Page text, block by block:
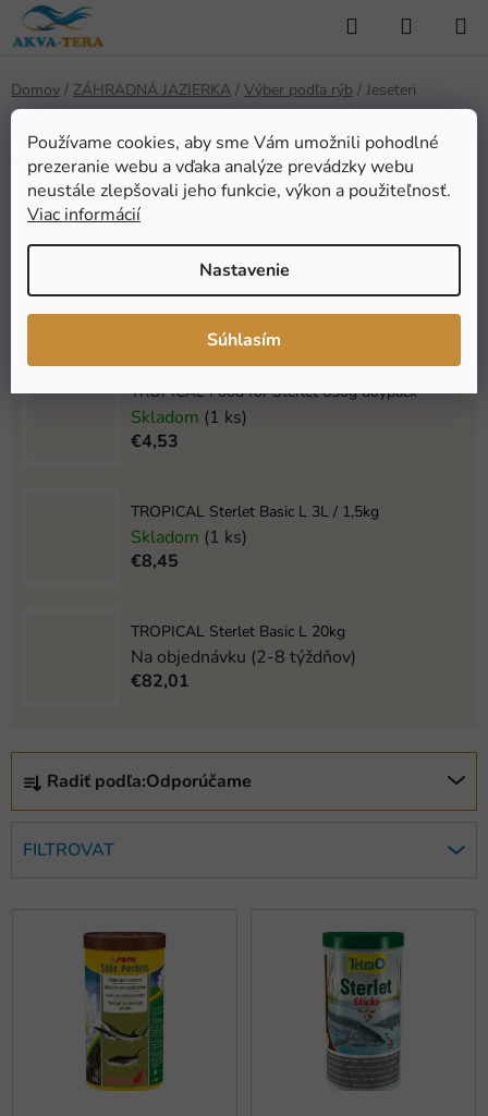
Používame cookies, aby sme Vám umožnili pohodlné
prezeranie webu a vďaka analýze prevádzky webu
neustále zlepšovali jeho funkcie, výkon a použiteľnosť.
Viac informácií
Nastavenie
Súhlasím
Prejsť
na
Hľadať
Domov / ZÁHRADNÁ JAZIERKA / Výber podľa rýb / Jeseteri
Jeseteri
Najpredávanejšie
TETRA Pond Sterlet Sticks (1l)
Skladom(1 ks)
€10,80
TROPICAL Food for Sterlet 650g doypack
Skladom (1 ks)
€4,53
TROPICAL Sterlet Basic L 3L / 1,5kg
Skladom (1 ks)
€8,45
TROPICAL Sterlet Basic L 20kg
Na objednávku (2-8 týždňov)
€82,01
R
d
Radiť podľa:Odporúčame
FILTROVAT